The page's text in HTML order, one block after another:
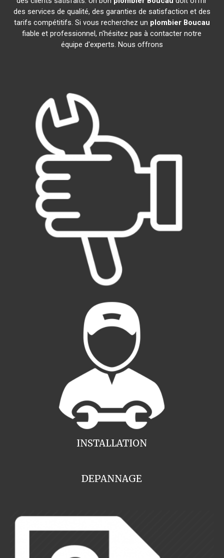
des services de qualité, des garanties de satisfaction et des
tarifs compétitifs. Si vous recherchez un plombier Boucau
fiable et professionnel, n'hésitez pas à contacter notre
équipe d'experts. Nous offrons
INSTALLATION
DEPANNAGE